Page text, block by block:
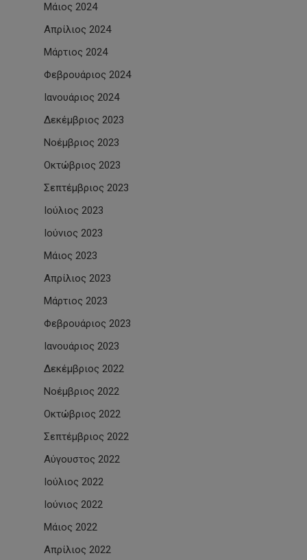
Μάιος 2024
Απρίλιος 2024
Μάρτιος 2024
Φεβρουάριος 2024
Ιανουάριος 2024
Δεκέμβριος 2023
Νοέμβριος 2023
Οκτώβριος 2023
Σεπτέμβριος 2023
Ιούλιος 2023
Ιούνιος 2023
Μάιος 2023
Απρίλιος 2023
Μάρτιος 2023
Φεβρουάριος 2023
Ιανουάριος 2023
Δεκέμβριος 2022
Νοέμβριος 2022
Οκτώβριος 2022
Σεπτέμβριος 2022
Αύγουστος 2022
Ιούλιος 2022
Ιούνιος 2022
Μάιος 2022
Απρίλιος 2022